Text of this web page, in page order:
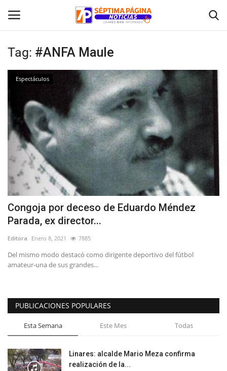
Inicio
Policial
Tribunales
Deporte
Política
Espectáculos
Tag: #ANFA Maule
Espectáculos
Congoja por deceso de Eduardo Méndez
Parada, ex director...
Editora Enero 8, 2021 7885
Del mismo modo destacó como dirigente deportivo del fútbol
amateur-una de sus grandes...
PUBLICACIONES POPULARES
Esta Semana Este Mes Todas
Linares: alcalde Mario Meza confirma
realización de la...